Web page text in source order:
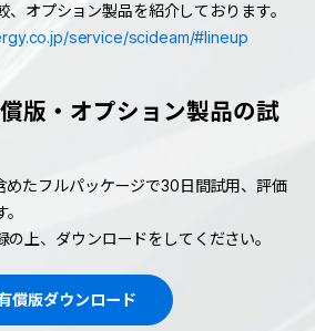
オプション製品を紹介しております。
service/scideam/#lineup
版・オプション製品の試
めたフルパッケージで30日間試用、評価
上、ダウンロードをしてください。
償版ダウンロード